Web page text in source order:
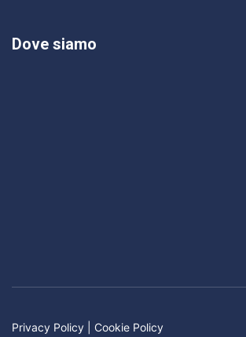
Dove siamo
Privacy Policy Cookie Policy